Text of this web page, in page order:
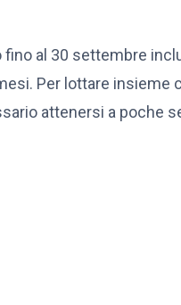
fino al 30 settembre
Per lottare insieme
attenersi a poche